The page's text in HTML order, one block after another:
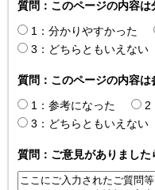
質問：このページの内容は
1：分かりやすかった
3：どちらともいえない
質問：このページの内容は
1：参考になった
2
3：どちらともいえない
質問：ご意見がありました